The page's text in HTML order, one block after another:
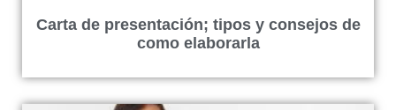
Carta de presentación; tipos y consejos de
como elaborarla